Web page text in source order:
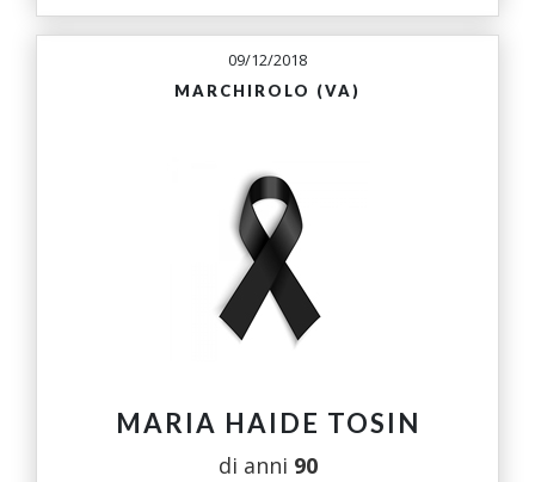
09/12/2018
MARCHIROLO (VA)
MARIA HAIDE TOSIN
di anni 90